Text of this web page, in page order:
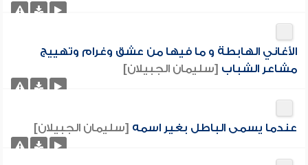
الأغاني الهابطة و ما فيها من عشق وغرام وتهييج
مشاعر الشباب [سليمان الجبيلان]
عندما يسمى الباطل بغير اسمه [سليمان الجبيلان]